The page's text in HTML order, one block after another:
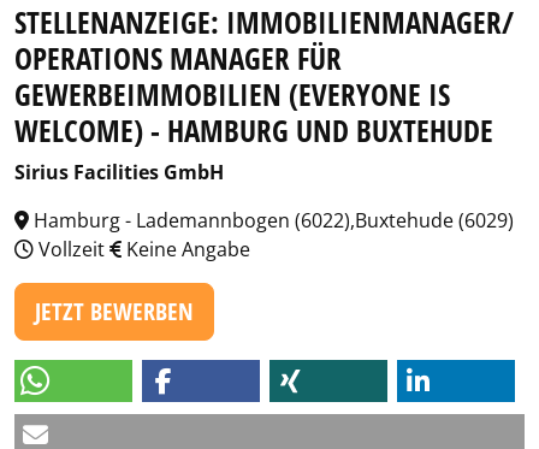
STELLENANZEIGE: IMMOBILIENMANAGER/
OPERATIONS MANAGER FÜR
GEWERBEIMMOBILIEN (EVERYONE IS
WELCOME) - HAMBURG UND BUXTEHUDE
Sirius Facilities GmbH
Hamburg - Lademannbogen (6022),Buxtehude (6029)
Vollzeit
Keine Angabe
JETZT BEWERBEN